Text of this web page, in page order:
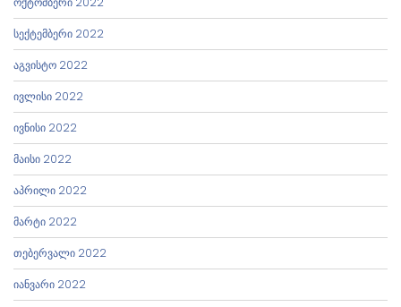
სექტემბერი 2022
აგვისტო 2022
ივლისი 2022
ივნისი 2022
მაისი 2022
აპრილი 2022
მარტი 2022
თებერვალი 2022
იანვარი 2022